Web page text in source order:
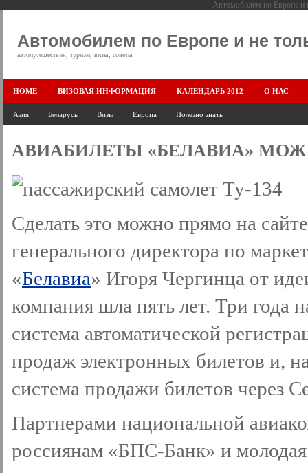
Автомобилем по Европе и
Автомобилем по Европе и не
автопутешествия, туризм, визы, советы
HOME ВИЗОВАЯ ИНФОРМАЦИЯ КАЛЕНДАРЬ 2012 О НАС
Азия Беларусь Визы Европа Полезно знать
АВИАБИЛЕТЫ «БЕЛАВИА»
Сделать это можно прямо на
генерального директора по
«Белавиа» Игоря Чергинца от
компания шла пять лет. Три года
система автоматической
продаж электронных билетов и,
система продажи билетов через
Партнерами национальной
россиянам «БПС-Банк» и